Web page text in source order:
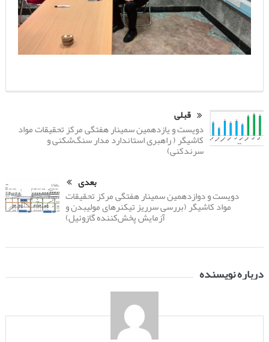
قبلی
دویست و یازدهمین سمینار هفتگی مرکز تحقیقات مواد
کاشیگر ( راهبری استاندارد مدار سنگ‌شکنی و
سرندکنی)
بعدی
دویست و دوازدهمین سمینار هفتگی مرکز تحقیقات
مواد کاشیگر (بررسی سرریز تیکنرهای مولیبدن و
آزمایش پخش‌کننده گازوئیل)
درباره نویسنده